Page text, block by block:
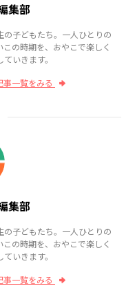
集部
子どもたち。一人ひとりの
の時期を、おやこで楽しく
いきます。
一覧をみる
集部
子どもたち。一人ひとりの
の時期を、おやこで楽しく
いきます。
一覧をみる